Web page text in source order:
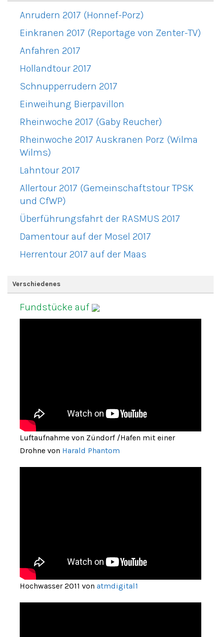
Anrudern 2017 (Honnef-Porz)
Einkranen 2017 (Reportage von Zenter-TV)
Anfahren 2017
Hollandtour 2017
Schnupperrudern 2017
Einweihung Bierpavillon
Rheinwoche 2017 (Gaby Reucher)
Rheinwoche 2017 Auskranen Porz (Wilma
Wilms)
Lahntour 2017
Allertour 2017 (Gemeinschaftstour TPSK
und CfWP)
Überführungsfahrt der RASMUS 2017
Damentour auf der Mosel 2017
Herrentour 2017 auf der Maas
Verschiedenes
Fundstücke auf
Luftaufnahme von Zündorf /Hafen mit einer
Drohne von Harald Phantom
Hochwasser 2011 von atmdigital1